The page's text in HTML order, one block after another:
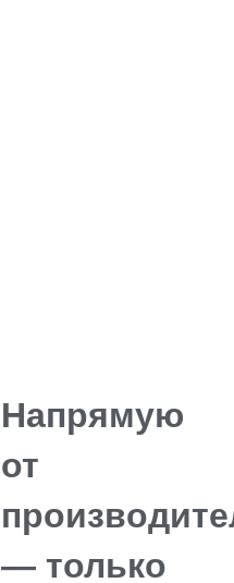
Напрямую
от
— только